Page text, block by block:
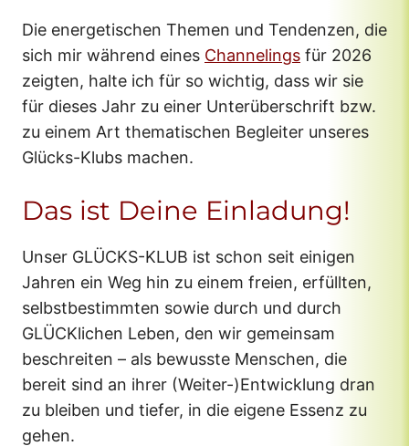
Die energetischen Themen und Tendenzen, die
sich mir während eines Channelings für 2026
zeigten, halte ich für so wichtig, dass wir sie
für dieses Jahr zu einer Unterüberschrift bzw.
zu einem Art thematischen Begleiter unseres
Glücks-Klubs machen.
Das ist Deine Einladung!
Unser GLÜCKS-KLUB ist schon seit einigen
Jahren ein Weg hin zu einem freien, erfüllten,
selbstbestimmten sowie durch und durch
GLÜCKlichen Leben, den wir gemeinsam
beschreiten – als bewusste Menschen, die
bereit sind an ihrer (Weiter-)Entwicklung dran
zu bleiben und tiefer, in die eigene Essenz zu
gehen.